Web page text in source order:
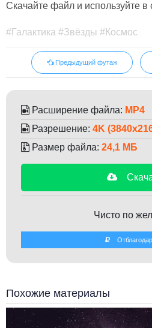
Скачайте файл и используйте в
#Галактика #Звёзды #Космос
Предыдущий футаж
Расширение файла: MP4
Разрешение: 4K
Размер файла: 24,1 МБ
Чисто по
Похожие материалы